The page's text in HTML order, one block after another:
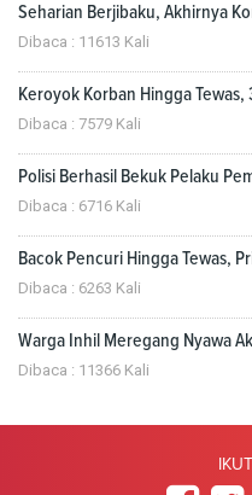
Seharian Berjibaku, Akhirnya
Dibaca : 11613 Kali
Keroyok Korban Hingga
Dibaca : 7579 Kali
Polisi Berhasil Bekuk Pelaku
Dibaca : 6716 Kali
Bacok Pencuri Hingga Tewas,
Dibaca : 6263 Kali
Warga Inhil Meregang Nyawa
Dibaca : 11366 Kali